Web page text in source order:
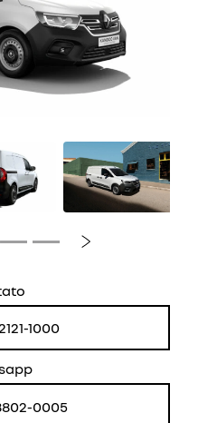
Próximo
1000
0005